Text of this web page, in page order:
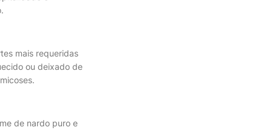
mais requeridas
ou deixado de
de nardo puro e